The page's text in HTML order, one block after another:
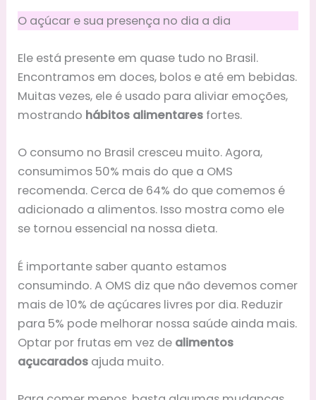
O açúcar e sua presença no dia a dia
Ele está presente em quase tudo no Brasil.
Encontramos em doces, bolos e até em bebidas.
Muitas vezes, ele é usado para aliviar emoções,
mostrando hábitos alimentares fortes.
O consumo no Brasil cresceu muito. Agora,
consumimos 50% mais do que a OMS
recomenda. Cerca de 64% do que comemos é
adicionado a alimentos. Isso mostra como ele
se tornou essencial na nossa dieta.
É importante saber quanto estamos
consumindo. A OMS diz que não devemos comer
mais de 10% de açúcares livres por dia. Reduzir
para 5% pode melhorar nossa saúde ainda mais.
Optar por frutas em vez de alimentos
açucarados ajuda muito.